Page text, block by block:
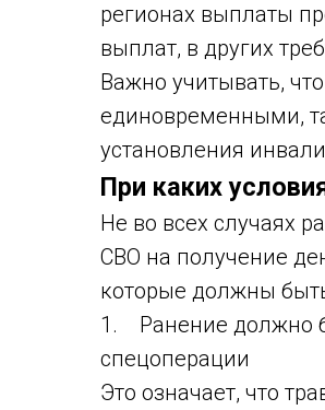
регионах выплаты
выплат, в других
Важно учитывать,
единовременными,
установления
При каких
Не во всех случаях
СВО на получение
которые должны
1. Ранение должно
спецоперации
Это означает, что